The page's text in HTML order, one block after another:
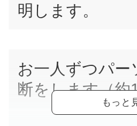
明します。
お一人ずつパー
断をします（約